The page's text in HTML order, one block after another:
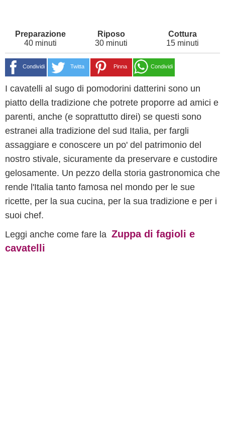
40 minuti 30 minuti 15 minuti
Condividi Twitta Pinna Condividi
I cavatelli al sugo di pomodorini datterini sono un
piatto della tradizione che potrete proporre ad amici e
parenti, anche (e soprattutto direi) se questi sono
estranei alla tradizione del sud Italia, per fargli
assaggiare e conoscere un po' del patrimonio del
nostro stivale, sicuramente da preservare e custodire
gelosamente. Un pezzo della storia gastronomica che
rende l'Italia tanto famosa nel mondo per le sue
ricette, per la sua cucina, per la sua tradizione e per i
suoi chef.
Leggi anche come fare la Zuppa di fagioli e
cavatelli